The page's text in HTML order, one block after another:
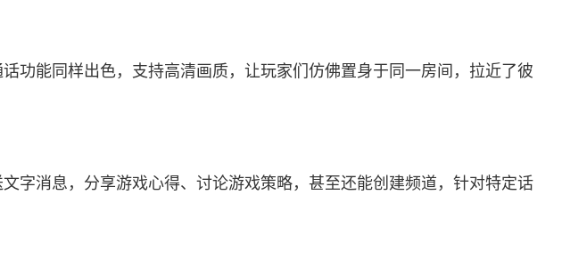
功能同样出色，支持高清画质，让玩家们仿佛置身于同一房间，拉近了彼
字消息，分享游戏心得、讨论游戏策略，甚至还能创建频道，针对特定话